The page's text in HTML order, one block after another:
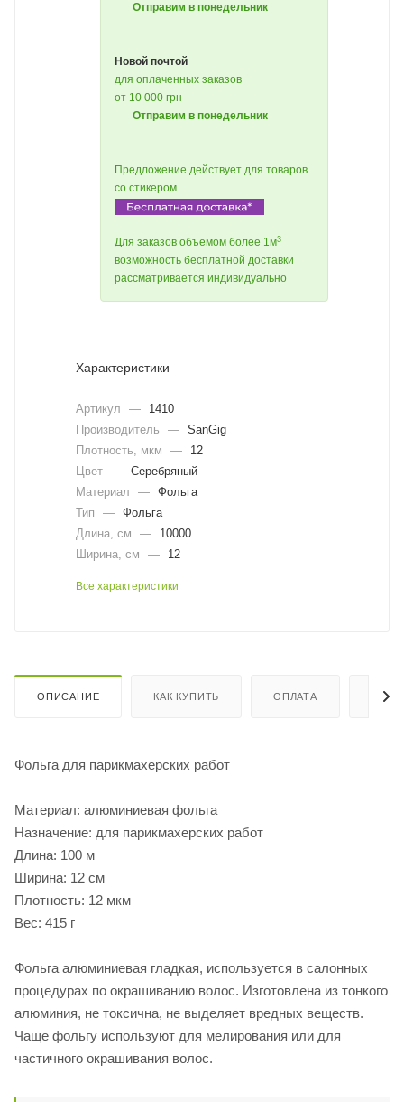
Отправим в понедельник
Новой почтой
для оплаченных заказов
от 10 000 грн
Отправим в понедельник
Предложение действует для товаров
со стикером
Для заказов объемом более 1м3
возможность бесплатной доставки
рассматривается индивидуально
Характеристики
Артикул —
1410
Производитель
— SanGig
Плотность, мкм
—
12
Цвет — Серебряный
Материал
— Фольга
Тип
— Фольга
Длина, cм
—
10000
Ширина, cм
— 12
Все характеристики
ОПИСАНИЕ КАК КУПИТЬ ОПЛАТА
Фольга для парикмахерских работ
Материал: алюминиевая фольга
Назначение: для парикмахерских работ
Длина: 100 м
Ширина: 12 см
Плотность: 12 мкм
Вес: 415 г
Фольга алюминиевая гладкая, используется в салонных
процедурах по окрашиванию волос. Изготовлена из тонкого
алюминия, не токсична, не выделяет вредных веществ.
Чаще фольгу используют для мелирования или для
частичного окрашивания волос.